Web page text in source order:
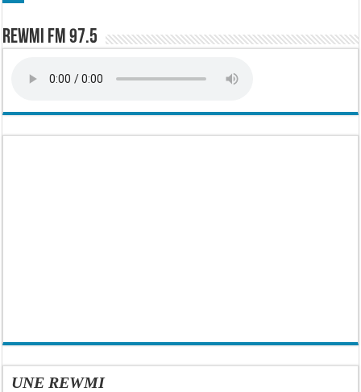
Rewmi FM 97.5
UNE REWMI